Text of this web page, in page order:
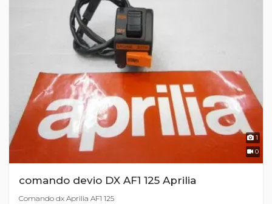
1
0
comando devio DX AF1 125 Aprilia
Comando dx Aprilia AF1 125